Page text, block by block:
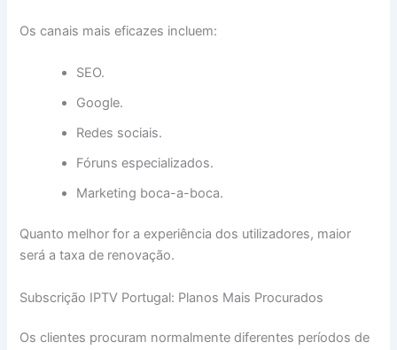
Os canais mais eficazes incluem:
SEO.
Google.
Redes sociais.
Fóruns especializados.
Marketing boca-a-boca.
Quanto melhor for a experiência dos utilizadores, maior
será a taxa de renovação.
Subscrição IPTV Portugal: Planos Mais Procurados
Os clientes procuram normalmente diferentes períodos de